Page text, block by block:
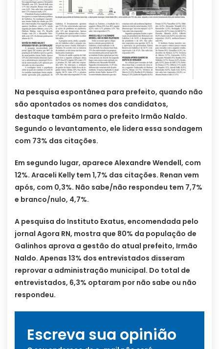
Na pesquisa espontânea para prefeito, quando não
são apontados os nomes dos candidatos,
destaque também para o prefeito Irmão Naldo.
Segundo o levantamento, ele lidera essa sondagem
com 73% das citações.
Em segundo lugar, aparece Alexandre Wendell, com
12%. Araceli Kelly tem 1,7% das citações. Renan vem
após, com 0,3%. Não sabe/não respondeu tem 7,7%
e branco/nulo, 4,7%.
A pesquisa do Instituto Exatus, encomendada pelo
jornal Agora RN, mostra que 80% da população de
Galinhos aprova a gestão do atual prefeito, Irmão
Naldo. Apenas 13% dos entrevistados disseram
reprovar a administração municipal. Do total de
entrevistados, 6,3% optaram por não sabe ou não
respondeu.
Escreva sua opinião